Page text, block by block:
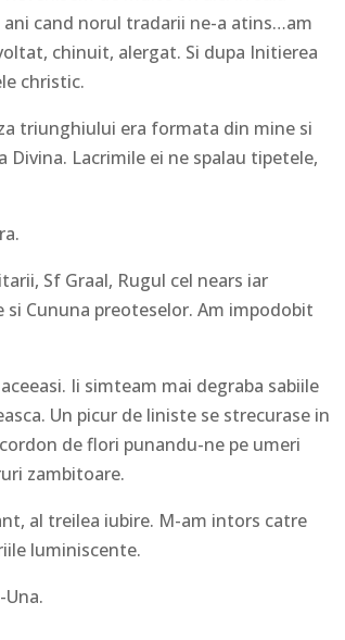
ani cand norul tradarii ne-a atins…am
chinuit, alergat. Si dupa Initierea
christic.
triunghiului era formata din mine si
Lacrimile ei ne spalau tipetele,
Sf Graal, Rugul cel nears iar
si Cununa preoteselor. Am impodobit
Ii simteam mai degraba sabiile
Un picur de liniste se strecurase in
de flori punandu-ne pe umeri
zambitoare.
al treilea iubire. M-am intors catre
luminiscente.